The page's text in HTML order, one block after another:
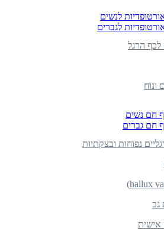
לנשים
לגברים
לכף הרגל
ונוח
חם נשים
חם גברים
נפוחות ובצקתיות
גב